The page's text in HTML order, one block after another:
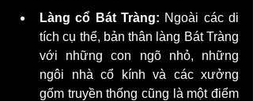
Làng cổ Bát Tràng: Ngoài các di
tích cụ thể, bản thân làng Bát Tràng
với những con ngõ nhỏ, những
ngôi nhà cổ kính và các xưởng
gốm truyền thống cũng là một điểm